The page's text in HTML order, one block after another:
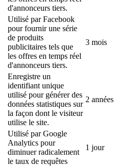
d'annonceurs tiers.
Utilisé par Facebook
pour fournir une série
de produits
publicitaires tels que
les offres en temps réel
d'annonceurs tiers.
3 mois
Enregistre un
identifiant unique
utilisé pour générer des
données statistiques sur
la façon dont le visiteur
utilise le site.
2 années
Utilisé par Google
Analytics pour
diminuer radicalement
le taux de requêtes
1 jour